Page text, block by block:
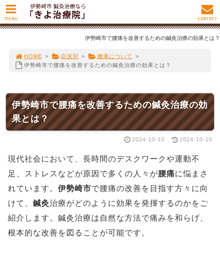
伊勢崎市で腰痛を改善するための鍼灸治療の効果とは？
HOME > 症状別 > 腰痛について
>
伊勢崎市で腰痛を改善するための鍼灸治療の効果とは？
伊勢崎市で腰痛を改善するための鍼灸治療の効
果とは？
2024-10-10 2024-10-10
現代社会において、長時間のデスクワークや運動不
足、ストレスなどが原因で多くの人々が腰痛に悩まさ
れています。 伊勢崎市で腰痛の改善を目指す方々に向
けて、 鍼灸治療がどのように効果を発揮するのかをご
紹介します。鍼灸治療は自然な方法で痛みを和らげ、
根本的な改善を図ることが可能です。
MENU CONTACT